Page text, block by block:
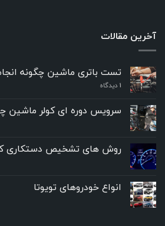
آخرین مقالات
تست باتری ماشین چگونه
۱ دیدگاه
سرویس دوره ای کولر ماشین
روش های تشخیص دستکاری
انواع خودروهای تویوتا